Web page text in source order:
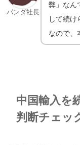
パンダ社長
弊」なん
して続
なので、
中国輸入を
判断チェッ